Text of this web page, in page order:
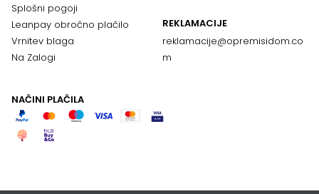
Splošni pogoji
Leanpay obročno plačilo
Vrnitev blaga
Na Zalogi
REKLAMACIJE
reklamacije@opremisidom.co
m
NAČINI PLAČILA